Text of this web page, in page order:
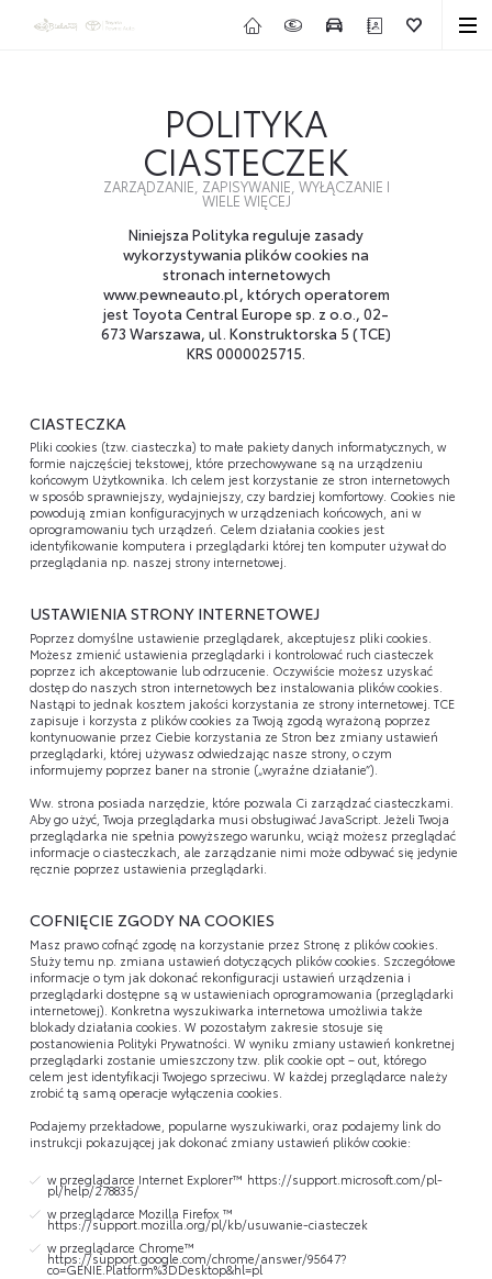
POLITYKA
CIASTECZEK
ZARZĄDZANIE, ZAPISYWANIE, WYŁĄCZANIE I
WIELE WIĘCEJ
Niniejsza Polityka reguluje zasady
wykorzystywania plików cookies na
stronach internetowych
www.pewneauto.pl, których operatorem
jest Toyota Central Europe sp. z o.o., 02-
673 Warszawa, ul. Konstruktorska 5 (TCE)
KRS 0000025715.
CIASTECZKA
Pliki cookies (tzw. ciasteczka) to małe pakiety danych informatycznych, w
formie najczęściej tekstowej, które przechowywane są na urządzeniu
końcowym Użytkownika. Ich celem jest korzystanie ze stron internetowych
w sposób sprawniejszy, wydajniejszy, czy bardziej komfortowy. Cookies nie
powodują zmian konfiguracyjnych w urządzeniach końcowych, ani w
oprogramowaniu tych urządzeń. Celem działania cookies jest
identyfikowanie komputera i przeglądarki której ten komputer używał do
przeglądania np. naszej strony internetowej.
USTAWIENIA STRONY INTERNETOWEJ
Poprzez domyślne ustawienie przeglądarek, akceptujesz pliki cookies.
Możesz zmienić ustawienia przeglądarki i kontrolować ruch ciasteczek
poprzez ich akceptowanie lub odrzucenie. Oczywiście możesz uzyskać
dostęp do naszych stron internetowych bez instalowania plików cookies.
Nastąpi to jednak kosztem jakości korzystania ze strony internetowej. TCE
zapisuje i korzysta z plików cookies za Twoją zgodą wyrażoną poprzez
kontynuowanie przez Ciebie korzystania ze Stron bez zmiany ustawień
przeglądarki, której używasz odwiedzając nasze strony, o czym
informujemy poprzez baner na stronie („wyraźne działanie”).
Ww. strona posiada narzędzie, które pozwala Ci zarządzać ciasteczkami.
Aby go użyć, Twoja przeglądarka musi obsługiwać JavaScript. Jeżeli Twoja
przeglądarka nie spełnia powyższego warunku, wciąż możesz przeglądać
informacje o ciasteczkach, ale zarządzanie nimi może odbywać się jedynie
ręcznie poprzez ustawienia przeglądarki.
COFNIĘCIE ZGODY NA COOKIES
Masz prawo cofnąć zgodę na korzystanie przez Stronę z plików cookies.
Służy temu np. zmiana ustawień dotyczących plików cookies. Szczegółowe
informacje o tym jak dokonać rekonfiguracji ustawień urządzenia i
przeglądarki dostępne są w ustawieniach oprogramowania (przeglądarki
internetowej). Konkretna wyszukiwarka internetowa umożliwia także
blokady działania cookies. W pozostałym zakresie stosuje się
postanowienia Polityki Prywatności. W wyniku zmiany ustawień konkretnej
przeglądarki zostanie umieszczony tzw. plik cookie opt – out, którego
celem jest identyfikacji Twojego sprzeciwu. W każdej przeglądarce należy
zrobić tą samą operacje wyłączenia cookies.
Podajemy przekładowe, popularne wyszukiwarki, oraz podajemy link do
instrukcji pokazującej jak dokonać zmiany ustawień plików cookie:
w przeglądarce Internet Explorer™ https://support.microsoft.com/pl-
pl/help/278835/
w przeglądarce Mozilla Firefox ™
https://support.mozilla.org/pl/kb/usuwanie-ciasteczek
w przeglądarce Chrome™
https://support.google.com/chrome/answer/95647?
co=GENIE.Platform%3DDesktop&hl=pl